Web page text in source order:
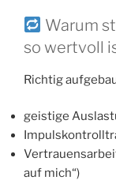
Warum
so wertvoll
Richtig
geistige
auf mich“)